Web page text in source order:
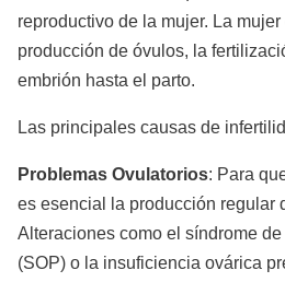
reproductivo de la mujer. La
producción de óvulos, la
embrión hasta el parto.
Las principales causas de
Problemas Ovulatorios: Para
es esencial la producción regular
Alteraciones como el síndrome
(SOP) o la insuficiencia ovárica